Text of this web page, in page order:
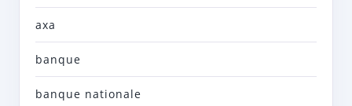
axa
banque
banque nationale